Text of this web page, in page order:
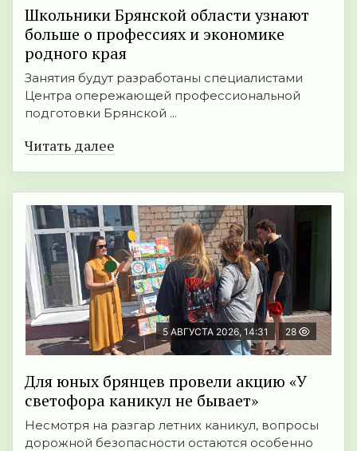
Школьники Брянской области узнают
больше о профессиях и экономике
родного края
Занятия будут разработаны специалистами
Центра опережающей профессиональной
подготовки Брянской ...
Читать далее
5 АВГУСТА 2026, 14:31 28
Для юных брянцев провели акцию «У
светофора каникул не бывает»
Несмотря на разгар летних каникул, вопросы
дорожной безопасности остаются особенно